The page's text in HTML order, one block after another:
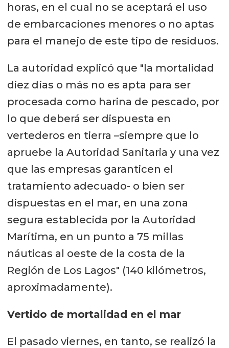
horas, en el cual no se aceptará el uso
de embarcaciones menores o no aptas
para el manejo de este tipo de residuos.
La autoridad explicó que "la mortalidad
diez días o más no es apta para ser
procesada como harina de pescado, por
lo que deberá ser dispuesta en
vertederos en tierra –siempre que lo
apruebe la Autoridad Sanitaria y una vez
que las empresas garanticen el
tratamiento adecuado- o bien ser
dispuestas en el mar, en una zona
segura establecida por la Autoridad
Marítima, en un punto a 75 millas
náuticas al oeste de la costa de la
Región de Los Lagos" (140 kilómetros,
aproximadamente).
Vertido de mortalidad en el mar
El pasado viernes, en tanto, se realizó la